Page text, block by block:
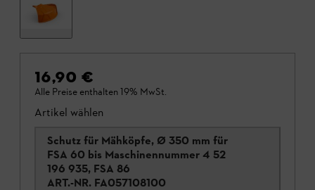
16,90 €
Alle Preise enthalten 19% MwSt.
Artikel wählen
Schutz für Mähköpfe, Ø 350 mm für
FSA 60 bis Maschinennummer 4 52
196 935, FSA 86
ART.-NR. FA057108100